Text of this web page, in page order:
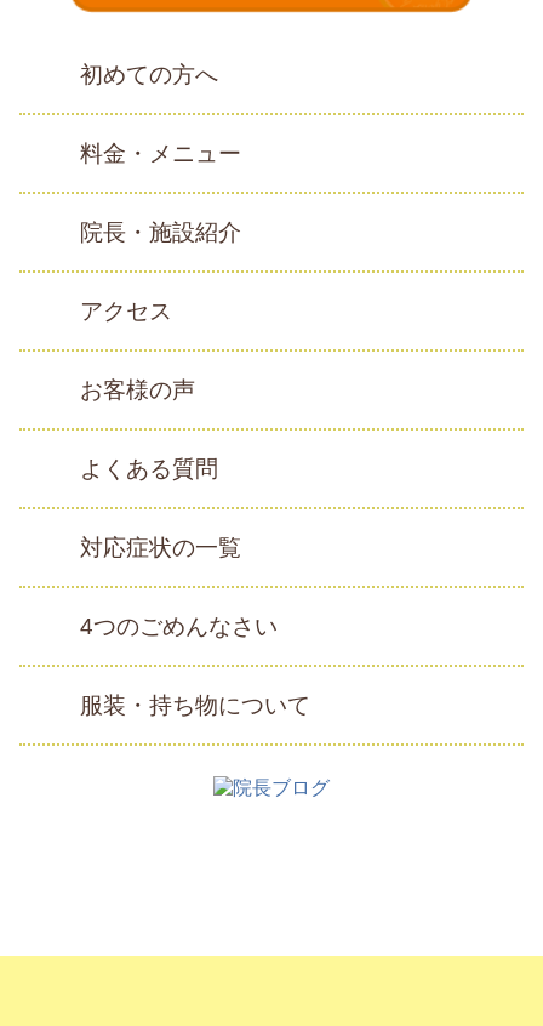
初めての方へ
料金・メニュー
院長・施設紹介
アクセス
お客様の声
よくある質問
対応症状の一覧
4つのごめんなさい
服装・持ち物について